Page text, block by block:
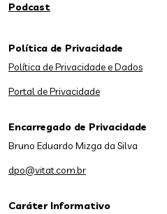
Podcast
Caráter Informativo
Política de Privacidade
Política de Privacidade e Dados
Portal de Privacidade
Encarregado de Privacidade
Bruno Eduardo Mizga da Silva
dpo@vitat.com.br